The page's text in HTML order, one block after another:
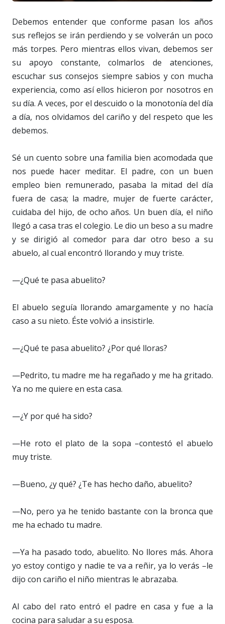
Debemos entender que conforme pasan los años
sus reflejos se irán perdiendo y se volverán un poco
más torpes. Pero mientras ellos vivan, debemos ser
su apoyo constante, colmarlos de atenciones,
escuchar sus consejos siempre sabios y con mucha
experiencia, como así ellos hicieron por nosotros en
su día. A veces, por el descuido o la monotonía del día
a día, nos olvidamos del cariño y del respeto que les
debemos.
Sé un cuento sobre una familia bien acomodada que
nos puede hacer meditar. El padre, con un buen
empleo bien remunerado, pasaba la mitad del día
fuera de casa; la madre, mujer de fuerte carácter,
cuidaba del hijo, de ocho años. Un buen día, el niño
llegó a casa tras el colegio. Le dio un beso a su madre
y se dirigió al comedor para dar otro beso a su
abuelo, al cual encontró llorando y muy triste.
—¿Qué te pasa abuelito?
El abuelo seguía llorando amargamente y no hacía
caso a su nieto. Éste volvió a insistirle.
—¿Qué te pasa abuelito? ¿Por qué lloras?
—Pedrito, tu madre me ha regañado y me ha gritado.
Ya no me quiere en esta casa.
—¿Y por qué ha sido?
—He roto el plato de la sopa –contestó el abuelo
muy triste.
—Bueno, ¿y qué? ¿Te has hecho daño, abuelito?
—No, pero ya he tenido bastante con la bronca que
me ha echado tu madre.
—Ya ha pasado todo, abuelito. No llores más. Ahora
yo estoy contigo y nadie te va a reñir, ya lo verás –le
dijo con cariño el niño mientras le abrazaba.
Al cabo del rato entró el padre en casa y fue a la
cocina para saludar a su esposa.